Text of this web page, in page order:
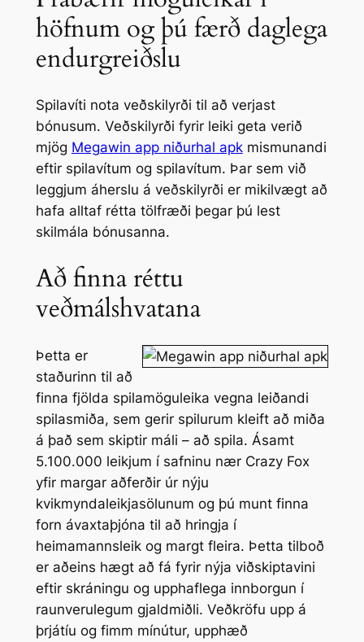
höfnum og þú færð daglega
endurgreiðslu
Spilavíti nota veðskilyrði til að verjast
bónusum. Veðskilyrði fyrir leiki geta verið
mjög Megawin app niðurhal apkmismunandi
eftir spilavítum og spilavítum. Þar sem við
leggjum áherslu á veðskilyrði er mikilvægt að
hafa alltaf rétta tölfræði þegar þú lest
skilmála bónusanna.
Að finna réttu
veðmálshvatana
Þetta er
staðurinn til að
finna fjölda spilamöguleika vegna leiðandi
spilasmiða, sem gerir spilurum kleift að miða
á það sem skiptir máli – að spila. Ásamt
5.100.000 leikjum í safninu nær Crazy Fox
yfir margar aðferðir úr nýju
kvikmyndaleikjasölunum og þú munt finna
forn ávaxtaþjóna til að hringja í
heimamannsleik og margt fleira. Þetta tilboð
er aðeins hægt að fá fyrir nýja viðskiptavini
eftir skráningu og upphaflega innborgun í
raunverulegum gjaldmiðli. Veðkröfu upp á
þrjátíu og fimm mínútur, upphæð